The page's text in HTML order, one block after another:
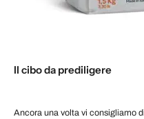
Il cibo da prediligere
Ancora una volta vi consigliamo